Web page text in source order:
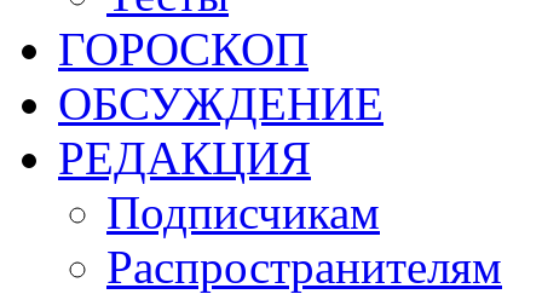
ГОРОСКОП
ОБСУЖДЕНИЕ
РЕДАКЦИЯ
Подписчикам
Распространителям